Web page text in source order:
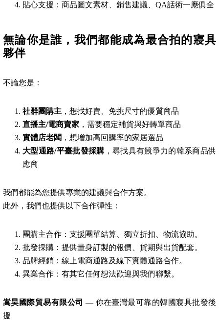
貼心支援：商品圖文素材、銷售建議、QA話術一應俱全
無論你是誰，我們都能成為最合拍的寢具
夥伴
不論您是：
社群團購主 ，想找好賣、免挑尺寸的優質商品
直播主/電商賣家 ，需要穩定補貨與好轉單商品
實體店老闆 ，想增加高回購率的家居選品
大型通路/平臺批發採購 ，尋找具有競爭力的韓系商品供
應商
我們都能為您提供專業的建議與合作方案。
此外，我們也提供以下合作彈性：
團購主合作：支援團單結算、獨立折扣、物流協助。
批發採購：提供量身訂製的報價、貨期與出貨配套。
品牌經銷：線上電商通路及線下實體通路合作。
異業合作：有其它任何想法歡迎與我們聯繫。
嵩昊國際貿易有限公司 — 你在臺灣最可靠的韓國寢具批發後
援